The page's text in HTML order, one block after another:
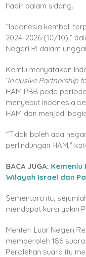
hadir dalam sidang.
“Indonesia kembali
2024-2026 (10/10),”
Negeri RI dalam
Kemlu menyatakan
‘Inclusive Partnership
HAM PBB pada
menyebut Indonesia
HAM dan menjadi
“Tidak boleh ada
perlindungan HAM,”
BACA JUGA: Kemenlu
Wilayah Israel dan
Sementara itu,
mendapat kursi yakni
Menteri Luar Negeri
memperoleh 186
Perolehan suara itu